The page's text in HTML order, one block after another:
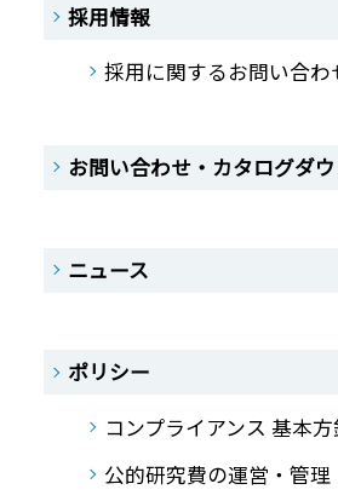
採用情報
採用に関するお問い合わ
お問い合わせ・カタログダ
ニュース
ポリシー
コンプライアンス 基本
公的研究費の運営・管理